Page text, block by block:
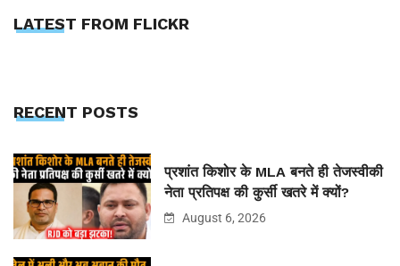
LATEST FROM FLICKR
RECENT POSTS
प्रशांत किशोर के MLA बनते ही तेजस्वीकी
नेता प्रतिपक्ष की कुर्सी खतरे में क्यों?
August 6, 2026